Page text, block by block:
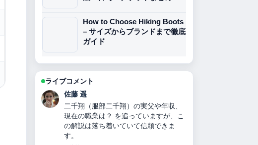
How to Choose Hiking Boots
– サイズからブランドまで徹底
ガイド
ライブコメント
佐藤 遥
二千翔（服部二千翔）の実父や年収、
現在の職業は？ を追っていますが、こ
の解説は落ち着いていて信頼できま
す。